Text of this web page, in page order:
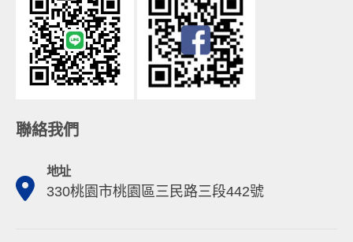
聯絡我們
地址
330桃園市桃園區三民路三段442號